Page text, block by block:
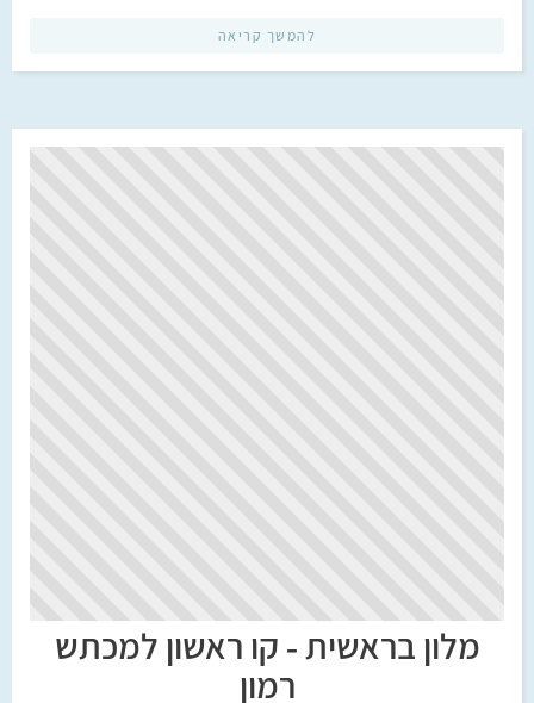
להמשך קריאה
מלון בראשית - קו ראשון למכתש
רמון